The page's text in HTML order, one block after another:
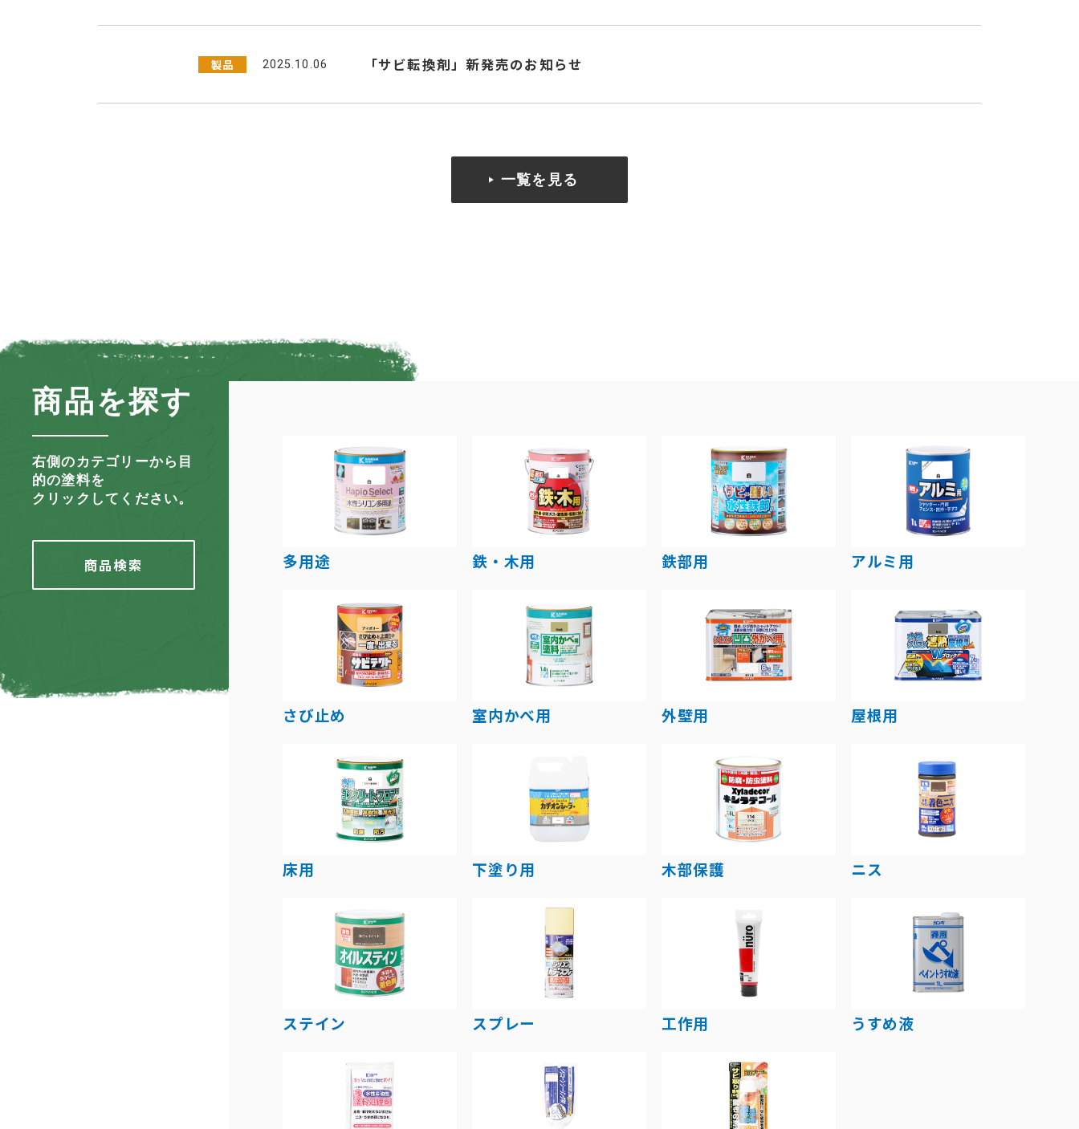
製品 2025.10.06 「サビ転換剤」新発売のお知らせ
一覧を見る
商品を探す
右側のカテゴリーから目
的の塗料を
クリックしてください。
商品検索 多用途 鉄・木用 鉄部用 アルミ用
さび止め 室内かべ用 外壁用 屋根用
床用 下塗り用 木部保護 ニス
ステイン スプレー 工作用 うすめ液